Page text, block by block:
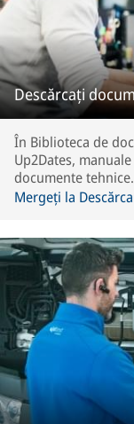
Descărcați
În Biblioteca de
Up2Dates,
documente tehnice.
Mergeți la